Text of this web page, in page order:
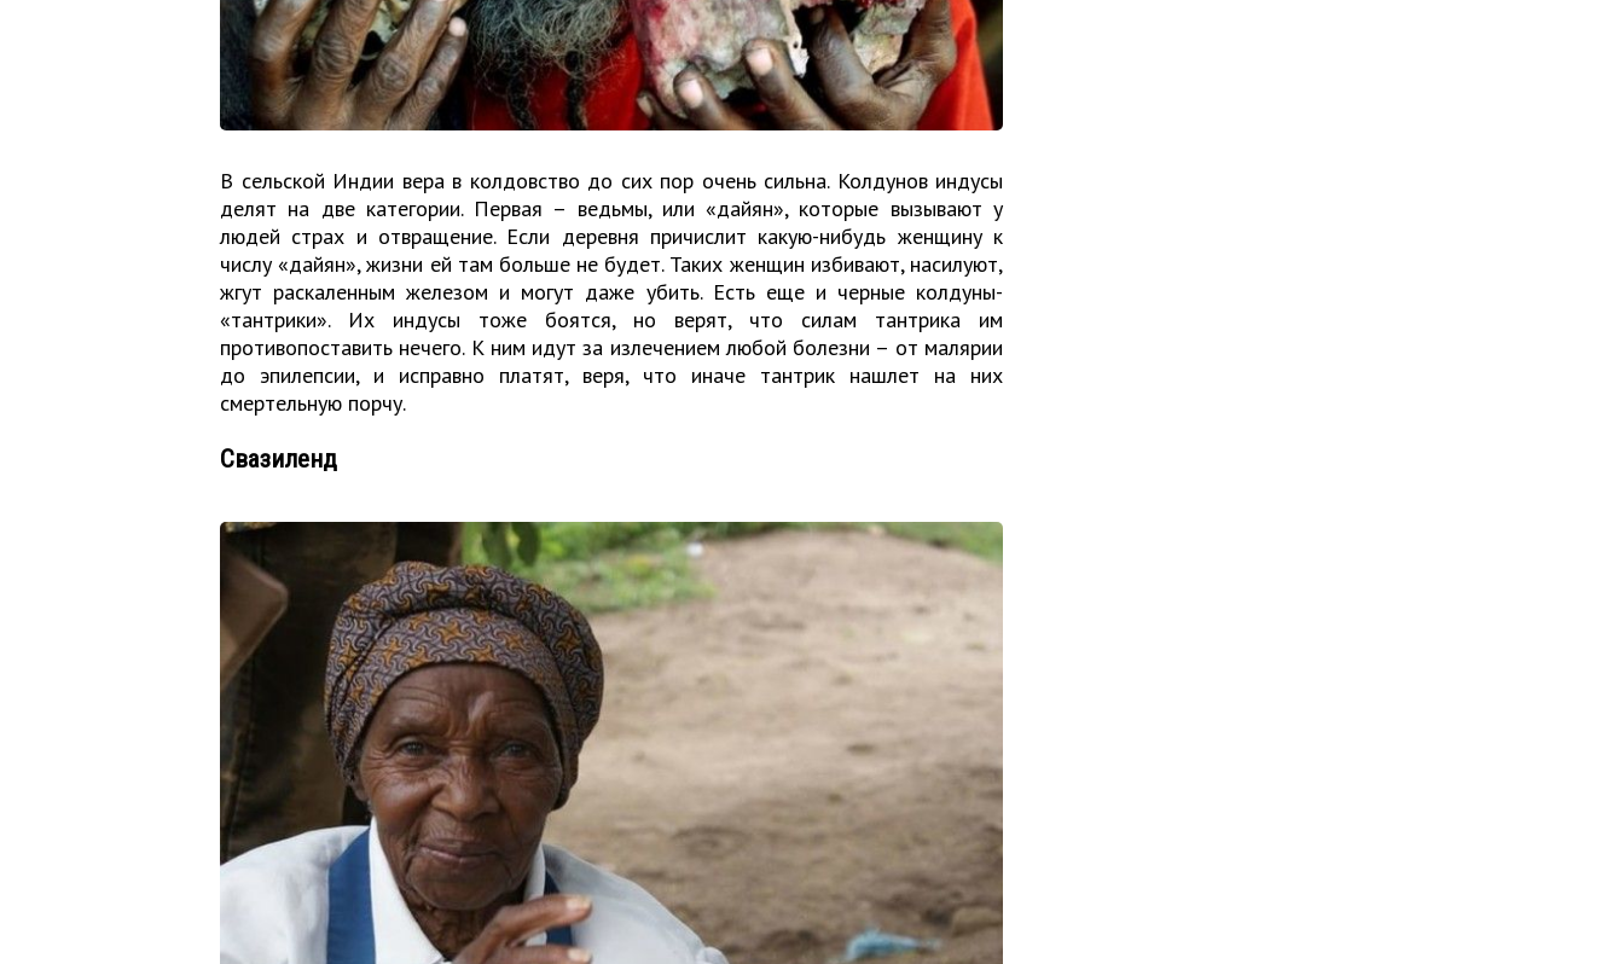
В сельской Индии вера в колдовство до сих пор очень сильна. Колдунов индусы
делят на две категории. Первая – ведьмы, или «дайян», которые вызывают у
людей страх и отвращение. Если деревня причислит какую-нибудь женщину к
числу «дайян», жизни ей там больше не будет. Таких женщин избивают, насилуют,
жгут раскаленным железом и могут даже убить. Есть еще и черные колдуны-
«тантрики». Их индусы тоже боятся, но верят, что силам тантрика им
противопоставить нечего. К ним идут за излечением любой болезни – от малярии
до эпилепсии, и исправно платят, веря, что иначе тантрик нашлет на них
смертельную порчу.
Свазиленд